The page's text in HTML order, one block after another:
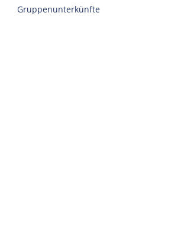
Gruppenunterkünfte